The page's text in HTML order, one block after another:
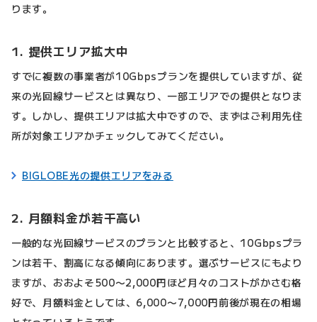
ります。
1. 提供エリア拡大中
すでに複数の事業者が10Gbpsプランを提供していますが、従
来の光回線サービスとは異なり、一部エリアでの提供となりま
す。しかし、提供エリアは拡大中ですので、まずはご利用先住
所が対象エリアかチェックしてみてください。
BIGLOBE光の提供エリアをみる
2. 月額料金が若干高い
一般的な光回線サービスのプランと比較すると、10Gbpsプラ
ンは若干、割高になる傾向にあります。選ぶサービスにもより
ますが、おおよそ500〜2,000円ほど月々のコストがかさむ格
好で、月額料金としては、6,000〜7,000円前後が現在の相場